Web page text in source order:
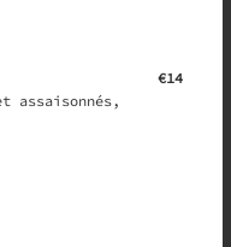
assaisonnés,
€14